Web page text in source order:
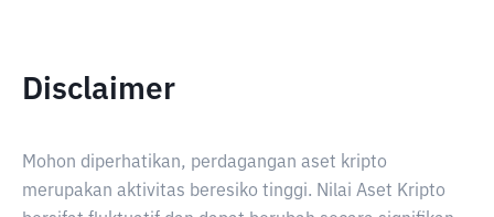
Disclaimer
Mohon diperhatikan, perdagangan aset kripto
merupakan aktivitas beresiko tinggi. Nilai Aset Kripto